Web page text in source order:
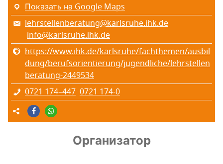
Показать на Google Maps
lehrstellenberatung@karlsruhe.ihk.de
info@karlsruhe.ihk.de
https://www.ihk.de/karlsruhe/fachthemen/ausbil
dung/berufsorientierung/jugendliche/lehrstellen
beratung-2449534
0721 174–447 0721 174-0
Организатор